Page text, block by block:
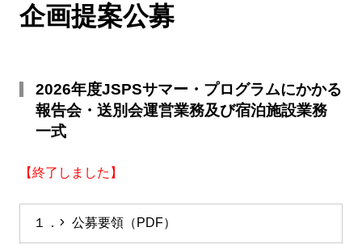
企画提案公募
2026年度JSPSサマー・プログラムにかかる
報告会・送別会運営業務及び宿泊施設業務
一式
【終了しました】
１． 公募要領 （PDF）